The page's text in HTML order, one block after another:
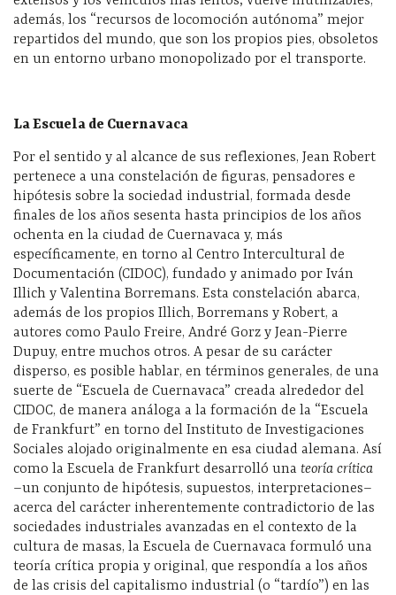
además, los “recursos de locomoción autónoma” mejor
repartidos del mundo, que son los propios pies, obsoletos
en un entorno urbano monopolizado por el transporte.
La Escuela de Cuernavaca
Por el sentido y al alcance de sus reflexiones, Jean Robert
pertenece a una constelación de figuras, pensadores e
hipótesis sobre la sociedad industrial, formada desde
finales de los años sesenta hasta principios de los años
ochenta en la ciudad de Cuernavaca y, más
específicamente, en torno al Centro Intercultural de
Documentación (CIDOC), fundado y animado por Iván
Illich y Valentina Borremans. Esta constelación abarca,
además de los propios Illich, Borremans y Robert, a
autores como Paulo Freire, André Gorz y Jean-Pierre
Dupuy, entre muchos otros. A pesar de su carácter
disperso, es posible hablar, en términos generales, de una
suerte de “Escuela de Cuernavaca” creada alrededor del
CIDOC, de manera análoga a la formación de la “Escuela
de Frankfurt” en torno del Instituto de Investigaciones
Sociales alojado originalmente en esa ciudad alemana. Así
como la Escuela de Frankfurt desarrolló una teoría crítica
–un conjunto de hipótesis, supuestos, interpretaciones–
acerca del carácter inherentemente contradictorio de las
sociedades industriales avanzadas en el contexto de la
cultura de masas, la Escuela de Cuernavaca formuló una
teoría crítica propia y original, que respondía a los años
de las crisis del capitalismo industrial (o “tardío”) en las